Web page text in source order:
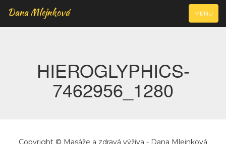
VYJÍŽDĚCÍ
NAVIGACE
MENU
Dana Mlejnková
HIEROGLYPHICS-
7462956_1280
Copyright © Masáže a zdravá výživa - Dana Mlejnková